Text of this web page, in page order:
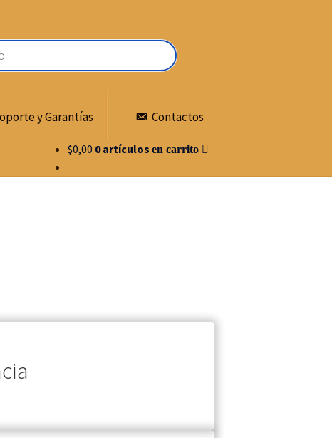
y Garantías Contactos
$0,00 0 artículos